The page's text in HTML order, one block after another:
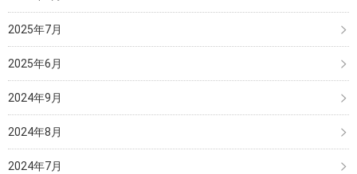
2025年7月
2025年6月
2024年9月
2024年8月
2024年7月